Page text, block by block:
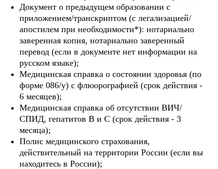
Документ о предыдущем образовании с
приложением/транскриптом (с легализацией/
апостилем при необходимости*): нотариально
заверенная копия, нотариально заверенный
перевод (если в документе нет информации на
русском языке);
Медицинская справка о состоянии здоровья (по
форме 086/у) с флюорографией (срок действия -
6 месяцев);
Медицинская справка об отсутствии ВИЧ/
СПИД, гепатитов B и C (срок действия - 3
месяца);
Полис медицинского страхования,
действительный на территории России (если вы
находитесь в России);